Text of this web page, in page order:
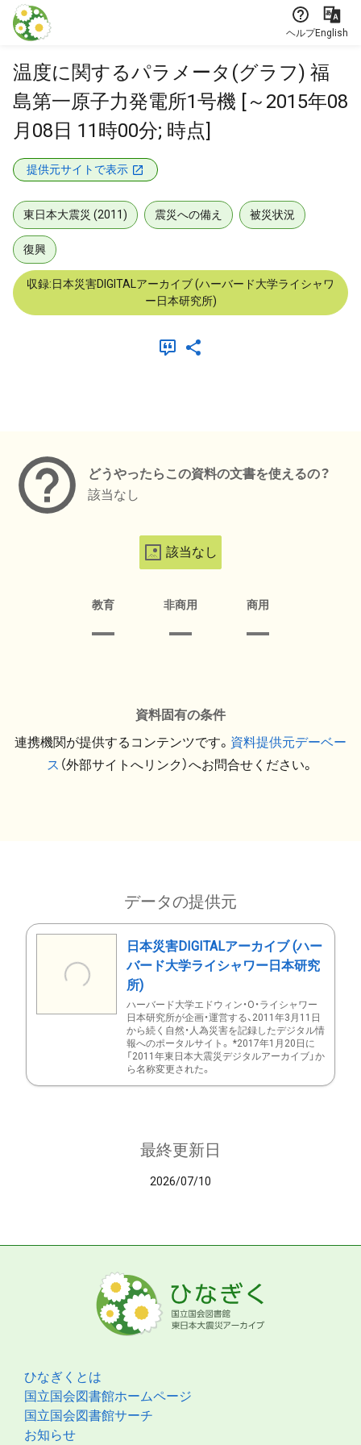
本文に飛ぶ
ヘルプEnglish
温度に関するパラメータ(グラフ) 福
島第一原子力発電所1号機 [～2015年08
月08日 11時00分; 時点]
提供元サイトで表示
東日本大震災 (2011) 震災への備え 被災状況
復興
収録:日本災害DIGITALアーカイブ (ハーバード大学ライシャワ
ー日本研究所)
どうやったらこの資料の文書を使えるの？
該当なし
該当なし
教育 非商用 商用
資料固有の条件
連携機関が提供するコンテンツです。 資料提供元デーベー
ス （外部サイトへリンク）へお問合せください。
データの提供元
日本災害DIGITALアーカイブ (ハー
バード大学ライシャワー日本研究
所)
ハーバード大学エドウィン・O・ライシャワー
日本研究所が企画・運営する、2011年3月11日
から続く自然・人為災害を記録したデジタル情
報へのポータルサイト。 *2017年1月20日に
「2011年東日本大震災デジタルアーカイブ」か
ら名称変更された。
最終更新日
2026/07/10
ひなぎくとは
国立国会図書館ホームページ
国立国会図書館サーチ
お知らせ